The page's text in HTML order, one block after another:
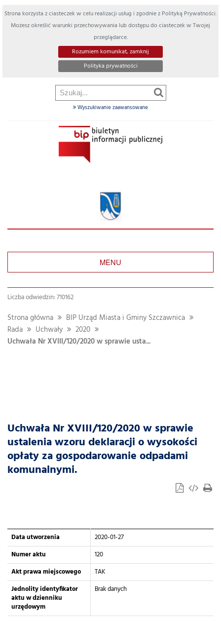
Strona korzysta z ciasteczek w celu realizacji usług i zgodnie z Polityką Prywatności.
Możesz określić warunki przechowywania lub dostępu do ciasteczek w Twojej
przeglądarce.
Rozumiem komunikat, zamknij
Polityka prywatności
Wyszukiwanie zaawansowane
MENU
Liczba odwiedzin: 710162
Strona główna
BIP Urząd Miasta i Gminy Szczawnica
Rada
Uchwały
2020
Uchwała Nr XVIII/120/2020 w sprawie usta...
Uchwała Nr XVIII/120/2020 w sprawie
ustalenia wzoru deklaracji o wysokości
opłaty za gospodarowanie odpadami
komunalnymi.
Data utworzenia
2020-01-27
Numer aktu
120
Akt prawa miejscowego
TAK
Jednolity identyfikator
aktu w dzienniku
urzędowym
Brak danych